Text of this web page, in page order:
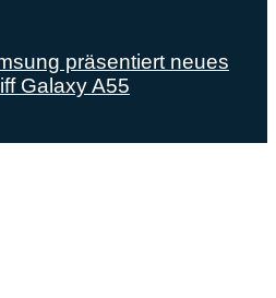
präsentiert neues
Galaxy A55